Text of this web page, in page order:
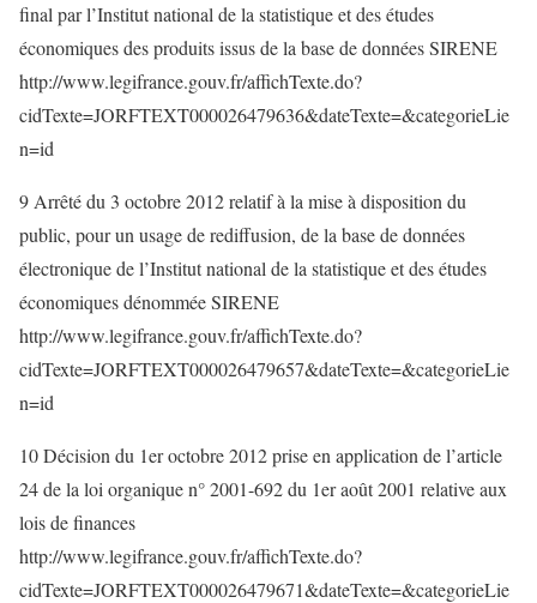
final par l’Institut national de la statistique et des études
économiques des produits issus de la base de données SIRENE
http://www.legifrance.gouv.fr/affichTexte.do?
cidTexte=JORFTEXT000026479636&dateTexte=&categorieLie
n=id
9 Arrêté du 3 octobre 2012 relatif à la mise à disposition du
public, pour un usage de rediffusion, de la base de données
électronique de l’Institut national de la statistique et des études
économiques dénommée SIRENE
http://www.legifrance.gouv.fr/affichTexte.do?
cidTexte=JORFTEXT000026479657&dateTexte=&categorieLie
n=id
10 Décision du 1er octobre 2012 prise en application de l’article
24 de la loi organique n° 2001-692 du 1er août 2001 relative aux
lois de finances
http://www.legifrance.gouv.fr/affichTexte.do?
cidTexte=JORFTEXT000026479671&dateTexte=&categorieLie